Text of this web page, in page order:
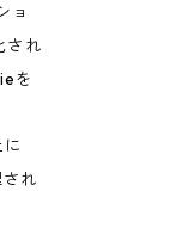
ョ
され
を
れ